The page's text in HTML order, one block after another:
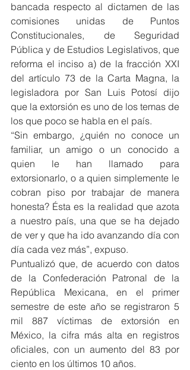
bancada respecto al dictamen de las
comisiones unidas de Puntos
Constitucionales, de Seguridad
Pública y de Estudios Legislativos, que
reforma el inciso a) de la fracción XXI
del artículo 73 de la Carta Magna, la
legisladora por San Luis Potosí dijo
que la extorsión es uno de los temas de
los que poco se habla en el país.
“Sin embargo, ¿quién no conoce un
familiar, un amigo o un conocido a
quien le han llamado para
extorsionarlo, o a quien simplemente le
cobran piso por trabajar de manera
honesta? Ésta es la realidad que azota
a nuestro país, una que se ha dejado
de ver y que ha ido avanzando día con
día cada vez más”, expuso.
Puntualizó que, de acuerdo con datos
de la Confederación Patronal de la
República Mexicana, en el primer
semestre de este año se registraron 5
mil 887 víctimas de extorsión en
México, la cifra más alta en registros
oficiales, con un aumento del 83 por
ciento en los últimos 10 años.